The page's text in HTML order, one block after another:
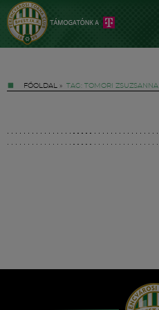
FŐOLDAL » TAG: TOMORI ZSUZSANNA
Hírek